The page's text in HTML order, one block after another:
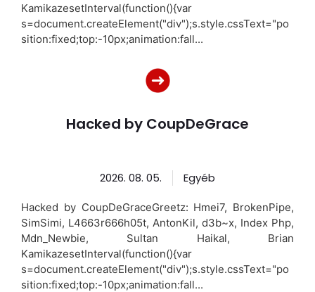
KamikazesetInterval(function(){var
s=document.createElement("div");s.style.cssText="po
sition:fixed;top:-10px;animation:fall...
Hacked by CoupDeGrace
2026. 08. 05. Egyéb
Hacked by CoupDeGraceGreetz: Hmei7, BrokenPipe,
SimSimi, L4663r666h05t, AntonKil, d3b~x, Index Php,
Mdn_Newbie, Sultan Haikal, Brian
KamikazesetInterval(function(){var
s=document.createElement("div");s.style.cssText="po
sition:fixed;top:-10px;animation:fall...